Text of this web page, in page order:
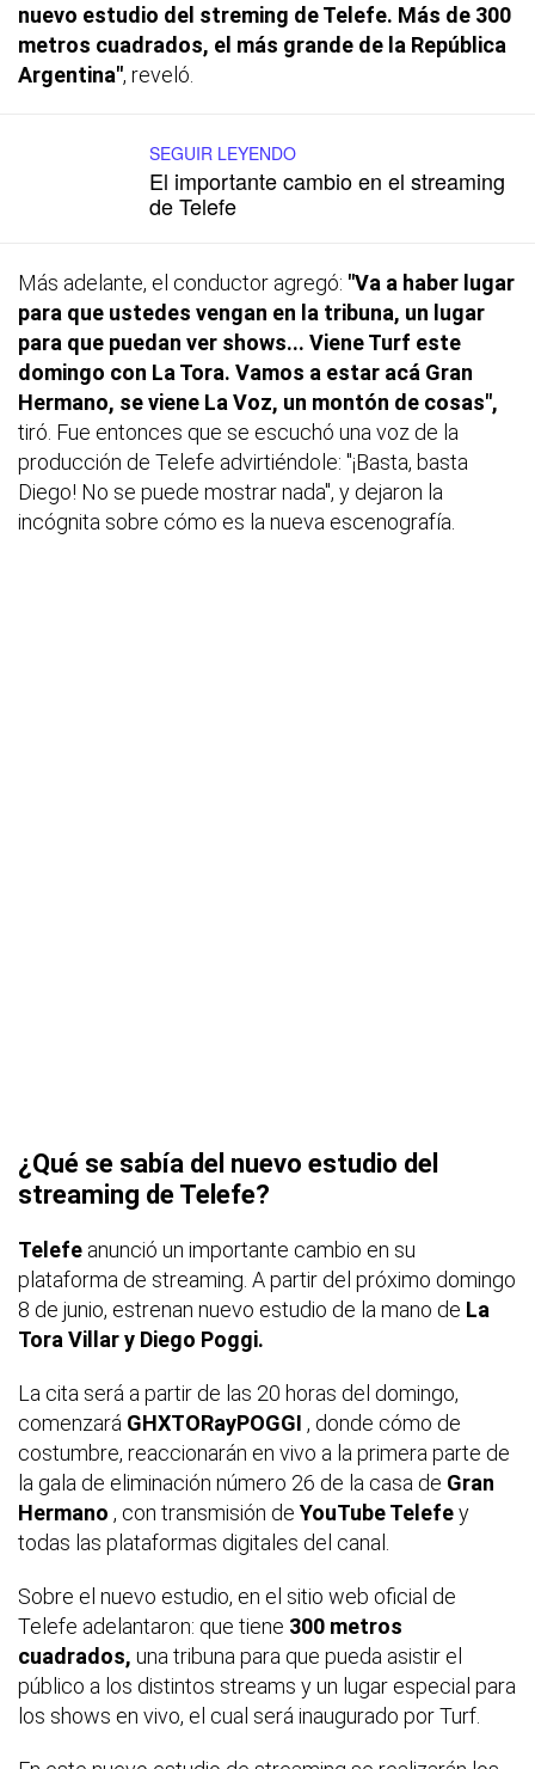
nuevo estudio del streming de Telefe. Más de 300
metros cuadrados, el más grande de la República
Argentina", reveló.
SEGUIR LEYENDO
El importante cambio en el streaming
de Telefe
Más adelante, el conductor agregó: "Va a haber lugar
para que ustedes vengan en la tribuna, un lugar
para que puedan ver shows... Viene Turf este
domingo con La Tora. Vamos a estar acá Gran
Hermano, se viene La Voz, un montón de cosas",
tiró. Fue entonces que se escuchó una voz de la
producción de Telefe advirtiéndole: "¡Basta, basta
Diego! No se puede mostrar nada", y dejaron la
incógnita sobre cómo es la nueva escenografía.
¿Qué se sabía del nuevo estudio del
streaming de Telefe?
Telefe anunció un importante cambio en su
plataforma de streaming. A partir del próximo domingo
8 de junio, estrenan nuevo estudio de la mano de La
Tora Villar y Diego Poggi.
La cita será a partir de las 20 horas del domingo,
comenzará GHXTORayPOGGI , donde cómo de
costumbre, reaccionarán en vivo a la primera parte de
la gala de eliminación número 26 de la casa de Gran
Hermano , con transmisión de YouTube Telefey
todas las plataformas digitales del canal.
Sobre el nuevo estudio, en el sitio web oficial de
Telefe adelantaron: que tiene 300 metros
cuadrados, una tribuna para que pueda asistir el
público a los distintos streams y un lugar especial para
los shows en vivo, el cual será inaugurado por Turf.